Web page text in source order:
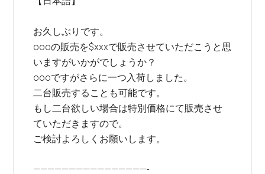
お久しぶりです。
oooの販売を$xxxで販売させていただこうと思
いますがいかがでしょうか？
oooですがさらに一つ入荷しました。
二台販売することも可能です。
もし二台欲しい場合は特別価格にて販売させ
ていただきますので。
ご検討よろしくお願いします。
————————————————-